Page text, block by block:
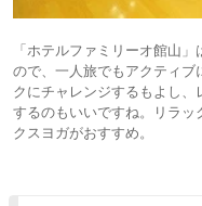
「ホテルファミリーオ館山
ので、一人旅でもアクティブ
クにチャレンジするもよし
するのもいいですね。リラッ
クスヨガがおすすめ。